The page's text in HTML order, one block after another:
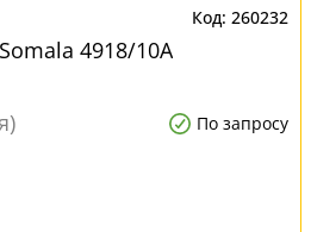
260232
4918/10A
По запросу